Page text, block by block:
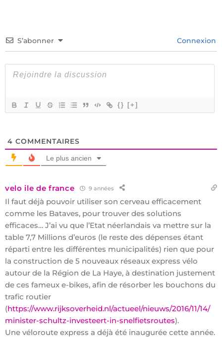
S’abonner Connexion
{} [+]
4 COMMENTAIRES
Le plus ancien
velo ile de france 9 années
Il faut déjà pouvoir utiliser son cerveau efficacement
comme les Bataves, pour trouver des solutions
efficaces… J’ai vu que l’Etat néerlandais va mettre sur la
table 7,7 Millions d’euros (le reste des dépenses étant
réparti entre les différentes municipalités) rien que pour
la construction de 5 nouveaux réseaux express vélo
autour de la Région de La Haye, à destination justement
de ces fameux e-bikes, afin de résorber les bouchons du
trafic routier
(https://www.rijksoverheid.nl/actueel/nieuws/2016/11/14/
minister-schultz-investeert-in-snelfietsroutes).
Une véloroute express a déjà été inaugurée cette année.